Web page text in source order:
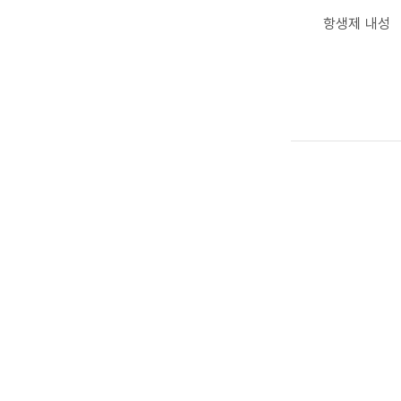
항생제 내성